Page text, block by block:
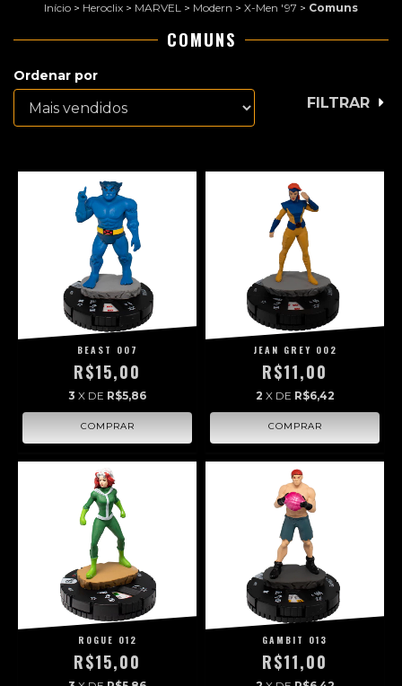
Início > Heroclix > MARVEL > Modern > X-Men '97 > Comuns
COMUNS
Ordenar por
FILTRAR
BEAST 007
R$15,00
3 X DE R$5,86
JEAN GREY 002
R$11,00
2 X DE R$6,42
ROGUE 012
R$15,00
GAMBIT 013
R$11,00